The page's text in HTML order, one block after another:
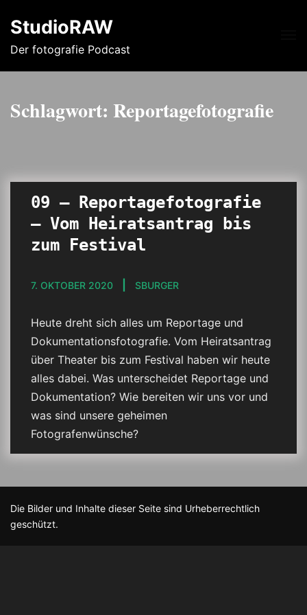
StudioRAW
Der fotografie Podcast
Schlagwort: Reportagefotografie
09 – Reportagefotografie
– Vom Heiratsantrag bis
zum Festival
7. OKTOBER 2020 SBURGER
Heute dreht sich alles um Reportage und
Dokumentationsfotografie. Vom Heiratsantrag
über Theater bis zum Festival haben wir heute
alles dabei. Was unterscheidet Reportage und
Dokumentation? Wie bereiten wir uns vor und
was sind unsere geheimen
Fotografenwünsche?
Die Bilder und Inhalte dieser Seite sind Urheberrechtlich
geschützt.